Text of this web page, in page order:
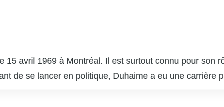
avril 1969 à Montréal. Il est surtout connu pour son
de se lancer en politique, Duhaime a eu une carrière